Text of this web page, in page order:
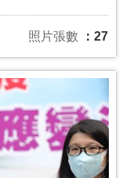
照片張數 ：27